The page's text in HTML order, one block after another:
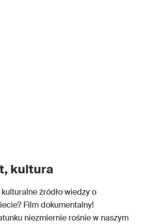
kultura
źródło wiedzy o
Film dokumentalny!
niezmiernie rośnie w naszym